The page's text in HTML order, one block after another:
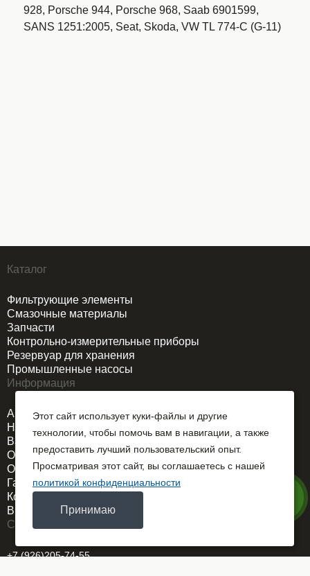
928, Porsche 944, Porsche 968, Saab 6901599,
SANS 1251:2005, Seat, Skoda, VW TL 774-C (G-11)
Каталог
Фильтрующие элементы
Смазочные материалы
Запчасти
Контрольно-измерительные приборы
Резервуар для хранения
Промышленные насосы
Информация
Акции
Новости
Вакансии
О компании
Оплата и доставка
Гарантия
Контакты
Выездной сервис
Связаться
+7 (926)205-74-55
Этот сайт использует куки-файлы и другие
технологии, чтобы помочь вам в навигации, а также
предоставить лучший пользовательский опыт.
Просматривая этот сайт, вы соглашаетесь с нашей
политикой конфиденциальности
Принимаю